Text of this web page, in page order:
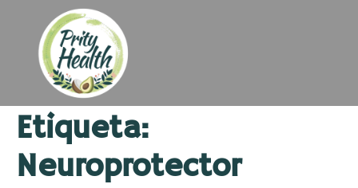
Etiqueta:
Neuroprotector